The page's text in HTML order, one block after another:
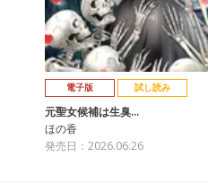
電子版 試し読み
元聖女候補は生臭…
ほの香
発売日：2026.06.26